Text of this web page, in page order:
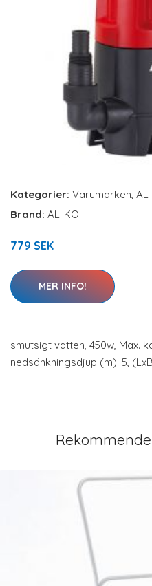
Kategorier: Varumärken,
Brand: AL-KO
779 SEK
MER INFO!
smutsigt vatten, 450w, Max.
nedsänkningsdjup (m): 5,